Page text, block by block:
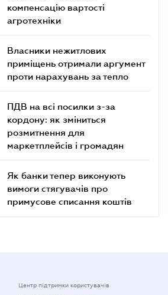
компенсацію вартості
агротехніки
Власники нежитлових
приміщень отримали аргумент
проти нарахувань за тепло
ПДВ на всі посилки з-за
кордону: як зміниться
розмитнення для
маркетплейсів і громадян
Як банки тепер виконують
вимоги стягувачів про
примусове списання коштів
Центр підтримки користувачів